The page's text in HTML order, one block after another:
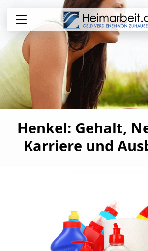
Henkel: Gehalt,
Karriere und